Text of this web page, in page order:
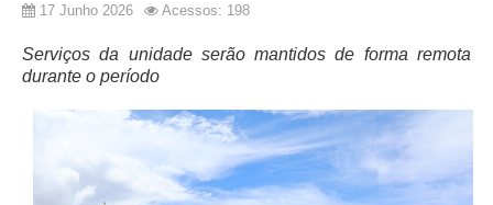
Turmas
Varas do Trabalho
Juízes Manaus
Juízes Interior
17 Junho 2026 Acessos: 198
Serviços da unidade serão mantidos de forma remota
durante o período